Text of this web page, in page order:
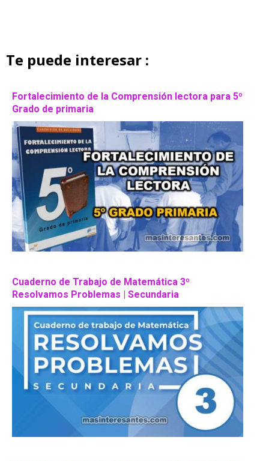
Te puede interesar :
Fortalecimiento de la Comprensión lectora para 5º
Grado de primaria
Cuaderno de Trabajo de Matemática 3º
Resolvamos Problemas | Secundaria